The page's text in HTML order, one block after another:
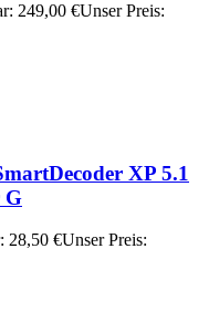
249,00 €Unser Preis:
XP 5.1
G
28,50 €Unser Preis: